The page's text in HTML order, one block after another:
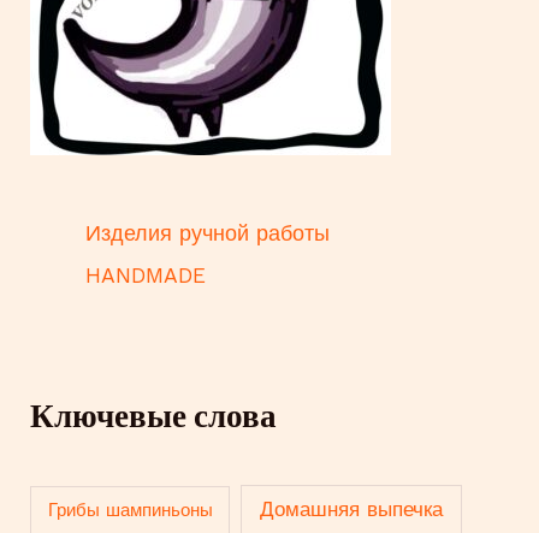
Изделия ручной работы
HANDMADE
Ключевые слова
Грибы шампиньоны Домашняя выпечка